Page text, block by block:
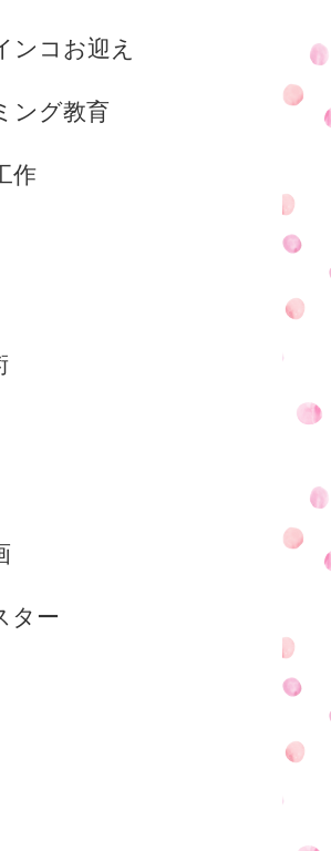
ンコお迎え
ング教育
作
ター